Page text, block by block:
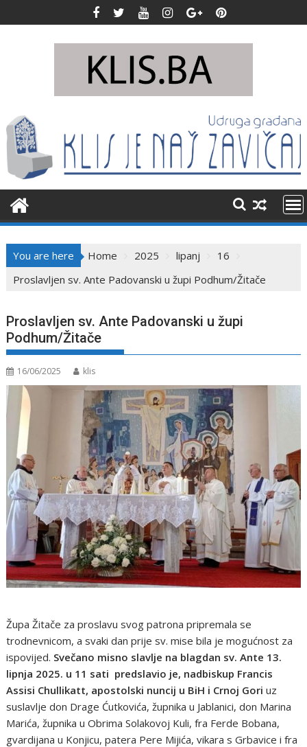
to
You are here Home 2025 lipanj
16
Proslavljen sv. Ante Padovanski u župi Podhum/Žitače
Proslavljen sv. Ante Padovanski u župi
Podhum/Žitače
16/06/2025 klis
Župa Žitače za proslavu svog patrona pripremala se
trodnevnicom, a svaki dan prije sv. mise bila je mogućnost za
ispovijed. Svečano misno slavlje na blagdan sv. Ante 13.
lipnja 2025. u 11 sati predslavio je, nadbiskup Francis
Assisi Chullikatt, apostolski nuncij u BiH i Crnoj Goriuz
suslavlje don Drage Ćutkovića, župnika u Jablanici, don Marina
Marića, župnika u Obrima Solakovoj Kuli, fra Ferde Bobana,
gvardijana u Konjicu, patera Pere Mijića, vikara s Grbavice i fra